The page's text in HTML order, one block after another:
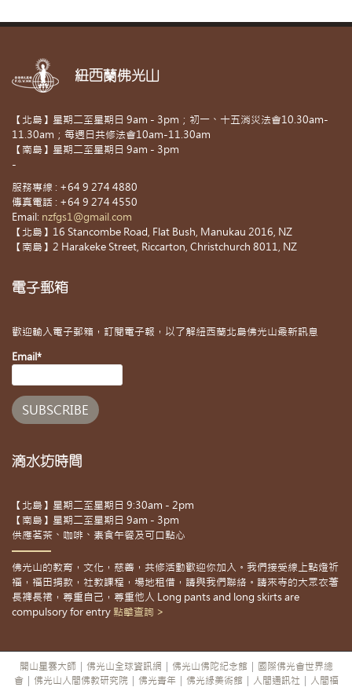
紐西蘭佛光山
【北島】星期二至星期日 9am - 3pm；初一、十五消災法會10.30am-
11.30am；每週日共修法會10am-11.30am
【南島】星期二至星期日 9am - 3pm
-
服務專線 : +64 9 274 4880
傳真電話 : +64 9 274 4550
Email: nzfgs1@gmail.com
【北島】16 Stancombe Road, Flat Bush, Manukau 2016, NZ
【南島】2 Harakeke Street, Riccarton, Christchurch 8011, NZ
電子郵箱
歡迎輸入電子郵箱，訂閱電子報，以了解紐西蘭北島佛光山最新訊息
Email*
滴水坊時間
【北島】星期二至星期日 9:30am - 2pm
【南島】星期二至星期日 9am - 3pm
供應茗茶、咖啡、素食午餐及可口點心
佛光山的教育，文化，慈善，共修活動歡迎你加入。我們接受線上點燈祈
福，福田捐款，社教課程，場地租借，請與我們聯絡。請來寺的大眾衣著
長褲長裙，尊重自己，尊重他人 Long pants and long skirts are
compulsory for entry 點擊查詢 >
開山星雲大師 佛光山全球資訊網 佛光山佛陀紀念館
國際佛光會世界總
會
佛光山人間佛教研究院 佛光青年 佛光緣美術館 人間通訊社 人間福